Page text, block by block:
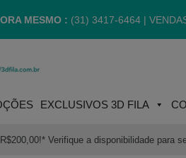
MESMO : (31) 3417-6464 |
EXCLUSIVOS 3D FILA
Verifique a disponibilidade para